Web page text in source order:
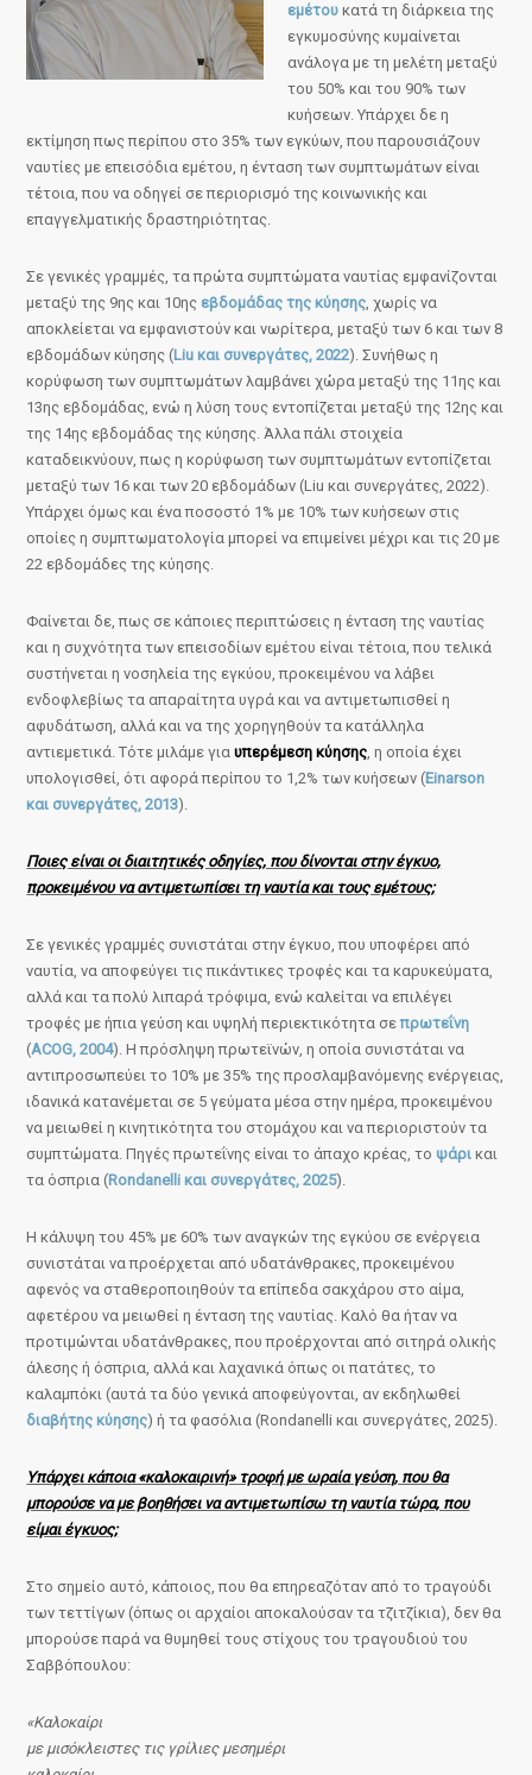
εμέτου κατά τη διάρκεια της
εγκυμοσύνης κυμαίνεται
ανάλογα με τη μελέτη μεταξύ
του 50% και του 90% των
κυήσεων. Υπάρχει δε η
εκτίμηση πως περίπου στο 35% των εγκύων, που παρουσιάζουν
ναυτίες με επεισόδια εμέτου, η ένταση των συμπτωμάτων είναι
τέτοια, που να οδηγεί σε περιορισμό της κοινωνικής και
επαγγελματικής δραστηριότητας.
Σε γενικές γραμμές, τα πρώτα συμπτώματα ναυτίας εμφανίζονται
μεταξύ της 9ης και 10ης εβδομάδας της κύησης, χωρίς να
αποκλείεται να εμφανιστούν και νωρίτερα, μεταξύ των 6 και των 8
εβδομάδων κύησης (Liu και συνεργάτες, 2022). Συνήθως η
κορύφωση των συμπτωμάτων λαμβάνει χώρα μεταξύ της 11ης και
13ης εβδομάδας, ενώ η λύση τους εντοπίζεται μεταξύ της 12ης και
της 14ης εβδομάδας της κύησης. Άλλα πάλι στοιχεία
καταδεικνύουν, πως η κορύφωση των συμπτωμάτων εντοπίζεται
μεταξύ των 16 και των 20 εβδομάδων (Liu και συνεργάτες, 2022).
Υπάρχει όμως και ένα ποσοστό 1% με 10% των κυήσεων στις
οποίες η συμπτωματολογία μπορεί να επιμείνει μέχρι και τις 20 με
22 εβδομάδες της κύησης.
Φαίνεται δε, πως σε κάποιες περιπτώσεις η ένταση της ναυτίας
και η συχνότητα των επεισοδίων εμέτου είναι τέτοια, που τελικά
συστήνεται η νοσηλεία της εγκύου, προκειμένου να λάβει
ενδοφλεβίως τα απαραίτητα υγρά και να αντιμετωπισθεί η
αφυδάτωση, αλλά και να της χορηγηθούν τα κατάλληλα
αντιεμετικά. Τότε μιλάμε γιαυπερέμεση κύησης, η οποία έχει
υπολογισθεί, ότι αφορά περίπου το 1,2% των κυήσεων (Einarson
και συνεργάτες, 2013).
Ποιες είναι οι διαιτητικές οδηγίες, που δίνονται στην έγκυο,
προκειμένου να αντιμετωπίσει τη ναυτία και τους εμέτους;
Σε γενικές γραμμές συνιστάται στην έγκυο, που υποφέρει από
ναυτία, να αποφεύγει τις πικάντικες τροφές και τα καρυκεύματα,
αλλά και τα πολύ λιπαρά τρόφιμα, ενώ καλείται να επιλέγει
τροφές με ήπια γεύση και υψηλή περιεκτικότητα σεπρωτεΐνη
(ACOG, 2004). Η πρόσληψη πρωτεϊνών, η οποία συνιστάται να
αντιπροσωπεύει το 10% με 35% της προσλαμβανόμενης ενέργειας,
ιδανικά κατανέμεται σε 5 γεύματα μέσα στην ημέρα, προκειμένου
να μειωθεί η κινητικότητα του στομάχου και να περιοριστούν τα
συμπτώματα. Πηγές πρωτεΐνης είναι το άπαχο κρέας, τοψάρι και
τα όσπρια (Rondanelli και συνεργάτες, 2025).
Η κάλυψη του 45% με 60% των αναγκών της εγκύου σε ενέργεια
συνιστάται να προέρχεται από υδατάνθρακες, προκειμένου
αφενός να σταθεροποιηθούν τα επίπεδα σακχάρου στο αίμα,
αφετέρου να μειωθεί η ένταση της ναυτίας. Καλό θα ήταν να
προτιμώνται υδατάνθρακες, που προέρχονται από σιτηρά ολικής
άλεσης ή όσπρια, αλλά και λαχανικά όπως οι πατάτες, το
καλαμπόκι (αυτά τα δύο γενικά αποφεύγονται, αν εκδηλωθεί
διαβήτης κύησης) ή τα φασόλια (Rondanelli και συνεργάτες, 2025).
Υπάρχει κάποια «καλοκαιρινή» τροφή με ωραία γεύση, που θα
μπορούσε να με βοηθήσει να αντιμετωπίσω τη ναυτία τώρα, που
είμαι έγκυος;
Στο σημείο αυτό, κάποιος, που θα επηρεαζόταν από το τραγούδι
των τεττίγων (όπως οι αρχαίοι αποκαλούσαν τα τζιτζίκια), δεν θα
μπορούσε παρά να θυμηθεί τους στίχους του τραγουδιού του
Σαββόπουλου:
«Καλοκαίρι
με μισόκλειστες τις γρίλιες μεσημέρι